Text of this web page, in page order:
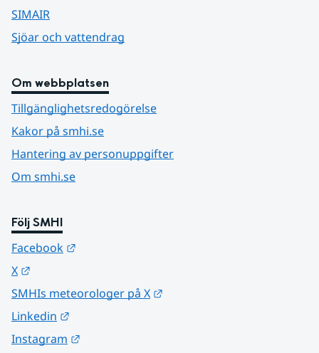
SIMAIR
Sjöar och vattendrag
Om webbplatsen
Tillgänglighetsredogörelse
Kakor på smhi.se
Hantering av personuppgifter
Om smhi.se
Följ SMHI
Facebook
X
SMHIs meteorologer på X
Linkedin
Instagram